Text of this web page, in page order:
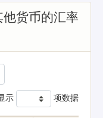
货币的汇率
示 项数据